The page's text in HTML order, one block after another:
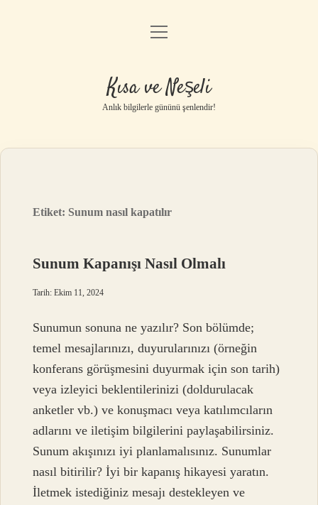
Anasayfa
Yasal Uyarı
menüyü
Kısa ve Neşeli
Anlık bilgilerle gününü şenlendir!
Etiket: Sunum nasıl kapatılır
Sunum Kapanışı Nasıl Olmalı
Tarih: Ekim 11, 2024
Sunumun sonuna ne yazılır? Son bölümde;
temel mesajlarınızı, duyurularınızı (örneğin
konferans görüşmesini duyurmak için son tarih)
veya izleyici beklentilerinizi (doldurulacak
anketler vb.) ve konuşmacı veya katılımcıların
adlarını ve iletişim bilgilerini paylaşabilirsiniz.
Sunum akışınızı iyi planlamalısınız. Sunumlar
nasıl bitirilir? İyi bir kapanış hikayesi yaratın.
İletmek istediğiniz mesajı destekleyen ve